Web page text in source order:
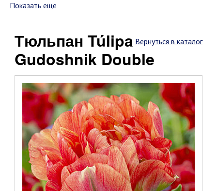
Показать еще
Вернуться в каталог
Тюльпан Túlipa
Gudoshnik Double